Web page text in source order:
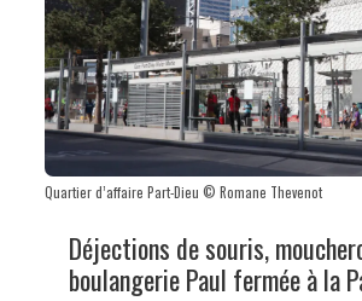
Quartier d’affaire Part-Dieu © Romane Thevenot
Déjections de souris,
boulangerie Paul fermée à la